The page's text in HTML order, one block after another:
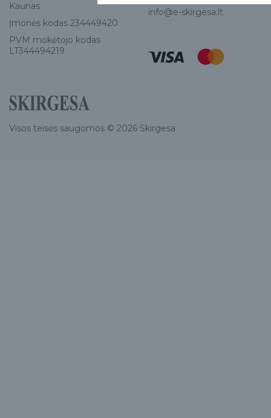
Kaunas
Įmonės kodas 234449420
PVM mokėtojo kodas
LT344494219
info@e-skirgesa.lt
Visos teisės saugomos © 2026 Skirgesa